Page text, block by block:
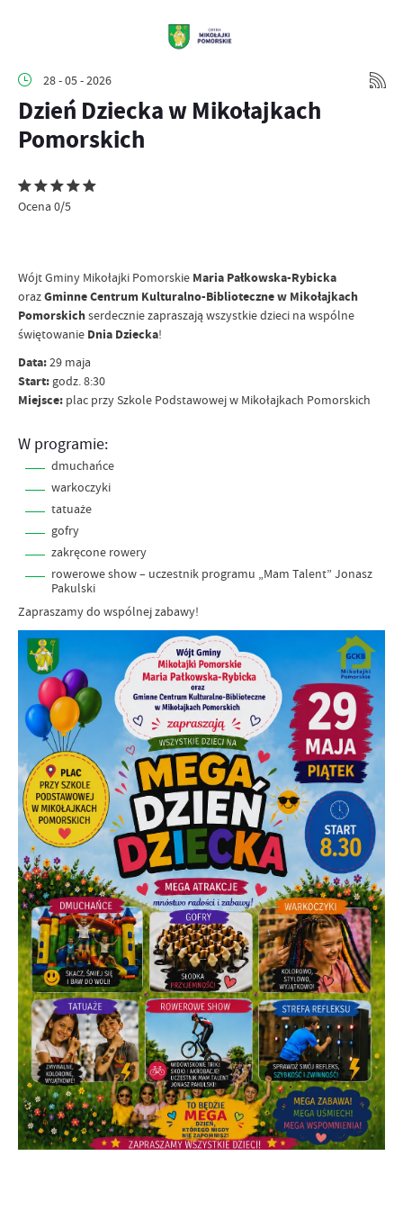
28 - 05 - 2026
Dzień Dziecka w Mikołajkach
Pomorskich
Ocena 0/5
Wójt Gminy Mikołajki Pomorskie Maria Pałkowska-Rybicka
orazGminne Centrum Kulturalno-Biblioteczne w Mikołajkach
Pomorskichserdecznie zapraszają wszystkie dzieci na wspólne
świętowanie Dnia Dziecka!
Data:29 maja
Start: godz. 8:30
Miejsce: plac przy Szkole Podstawowej w Mikołajkach Pomorskich
W programie:
dmuchańce
warkoczyki
tatuaże
gofry
zakręcone rowery
rowerowe show – uczestnik programu „Mam Talent” Jonasz
Pakulski
Zapraszamy do wspólnej zabawy!